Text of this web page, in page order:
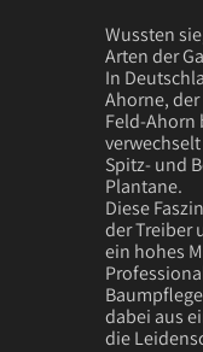
Wussten
Arten der
In
Ahorne,
Feld-Ahorn
Spitz- und
Plantane.
Diese
der Treiber
ein hohes
dabei aus
die